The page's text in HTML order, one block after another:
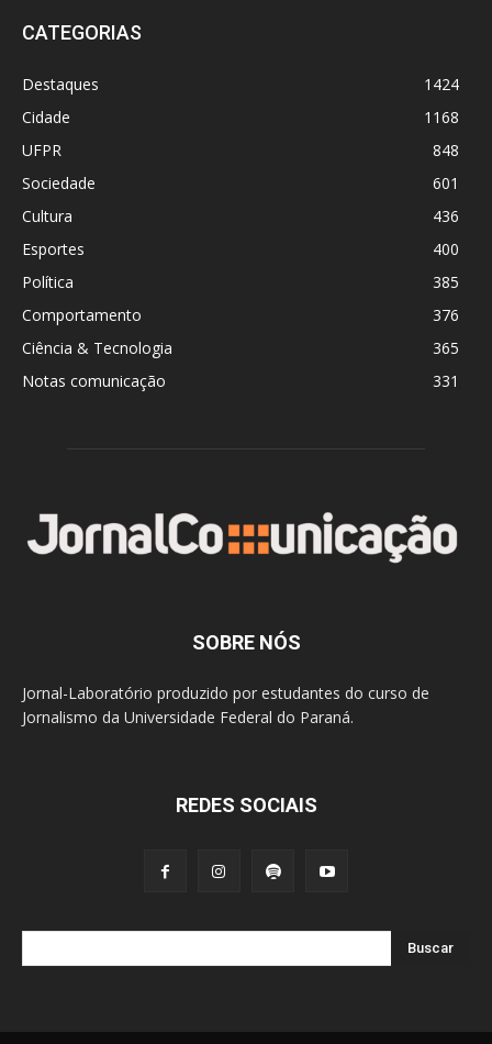
CATEGORIAS
Destaques
1424
Cidade
1168
UFPR
848
Sociedade
601
Cultura
436
Esportes
400
Política
385
Comportamento
376
Ciência & Tecnologia
365
Notas comunicação
331
SOBRE NÓS
Jornal-Laboratório produzido por estudantes do curso de
Jornalismo da Universidade Federal do Paraná.
REDES SOCIAIS
Buscar